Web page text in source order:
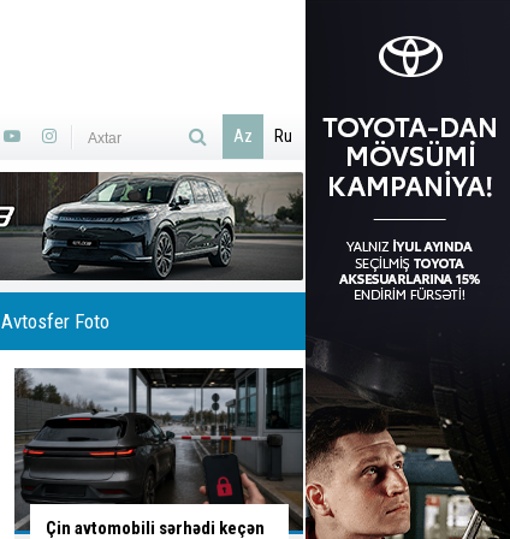
Az Ru
Avtosfer Foto
Bu yolda hər an qəza baş verə
Bakıda tıxacların